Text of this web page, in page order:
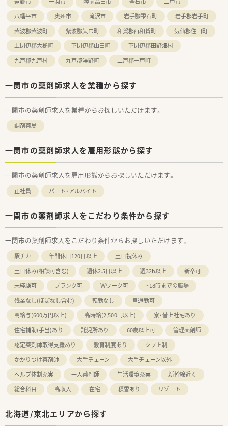
■土曜日の営業は第1・第3週のみとなっているため、月に2回は
土日連休の取得が可能で、リフレッシュできます。
■薬剤師3名、事務4名という手厚い人員配置により、急な休みに
も対応しやすく、お互いに助け合える職場です。
【法人特徴について】
■「健康の総合商社」として医療・介護・福祉など5つの領域で事
■「5年先を歩く薬局」をビジョンに掲げ、ドライブスルーや無菌
調剤室の設置など、常に新しい薬局のあり方を追求しています。
■日本薬剤師会学術大会への参加を積極的に奨励しており、最新
の知識習得やスキルアップの機会が豊富にあります。
八幡平市
奥州市 滝沢市 岩手郡雫石町
岩手郡岩手町
紫波郡紫波町
紫波郡矢巾町 和賀郡西和賀町
気仙郡住田町
上閉伊郡大槌町
下閉伊郡山田町
下閉伊郡田野畑村
九戸郡九戸村
九戸郡洋野町 二戸郡一戸町
一関市の薬剤師求人を業種から探す
一関市の薬剤師求人を業種からお探しいただけます。
調剤薬局
一関市の薬剤師求人を雇用形態から探す
一関市の薬剤師求人を雇用形態からお探しいただけます。
正社員 パート・アルバイト
一関市の薬剤師求人をこだわり条件から探す
一関市の薬剤師求人をこだわり条件からお探しいただけます。
駅チカ 年間休日120日以上
土日祝休み
土日休み(相談可含む)
週休2.5日以上 週32h以上
新卒可
未経験可
ブランク可 Ｗワーク可
~18時までの職場
残業なし(ほぼなし含む)
転勤なし
車通勤可
高給与(600万円以上)
高時給(2,500円以上)
寮・借上社宅あり
住宅補助(手当)あり
託児所あり 60歳以上可
管理薬剤師
認定薬剤師取得支援あり
教育制度あり
シフト制
かかりつけ薬剤師
大手チェーン
大手チェーン以外
ヘルプ体制充実
一人薬剤師 生活環境充実
新幹線近く
総合科目
高収入 在宅 積雪あり リゾート
北海道/東北エリアから探す